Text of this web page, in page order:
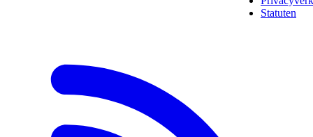
Statuten